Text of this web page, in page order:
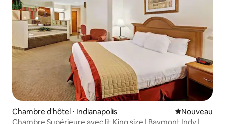
Chambre d'hôtel ⋅ Indianapolis Nouvel
Nouveau